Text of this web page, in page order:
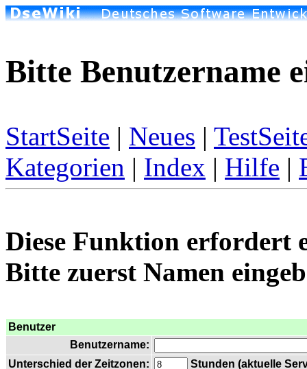
Bitte Benutzername
StartSeite | Neues |
Kategorien | Index | Hilfe |
Diese Funktion erfordert
Bitte zuerst Namen
Benutzer
Benutzername:
Unterschied der Zeitzonen:
Stunden (aktuelle